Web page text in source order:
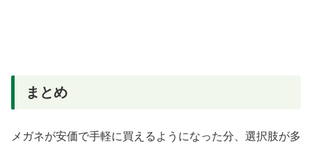
まとめ
メガネが安価で手軽に買えるようになった分、選択肢が多